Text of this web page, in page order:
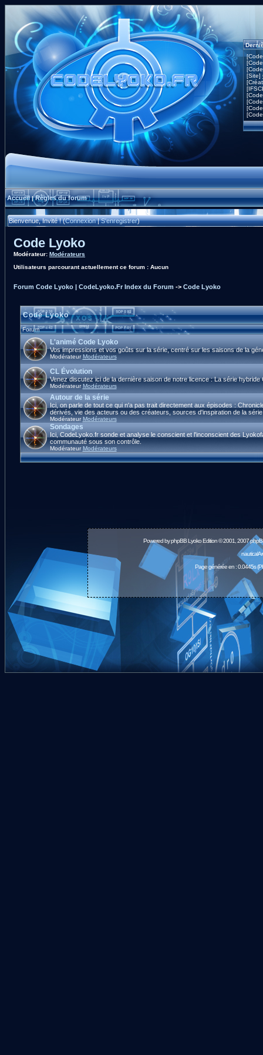
[Site]
Accueil|Règles du forum
Bienvenue, Invité ! (Connexion|S'enregistrer)
Code Lyoko
Modérateur: Modérateurs
Utilisateurs parcourant actuellement ce forum : Aucun
Forum Code Lyoko | CodeLyoko.Fr Index du Forum -> Code Lyoko
Code Lyoko
Forum
L'animé Code Lyoko
Vos impressions et vos goûts sur la série, centré sur les saisons de la
ModérateurModérateurs
CL Évolution
Venez discutez ici de la dernière saison de notre licence : La série hybride
ModérateurModérateurs
Autour de la série
Ici, on parle de tout ce qui n'a pas trait directement aux épisodes :
dérivés, vie des acteurs ou des créateurs, sources d'inspiration de la
ModérateurModérateurs
Sondages
Ici, CodeLyoko.fr sonde et analyse le conscient et l'inconscient des
communauté sous son contrôle.
ModérateurModérateurs
Powered byphpBBLyoko Edition © 2001, 2007
Page générée en : 0.0445s